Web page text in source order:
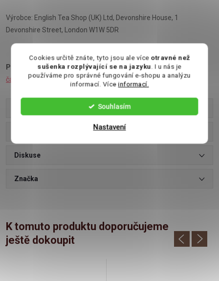
Cookies určitě znáte, tyto jsou ale více otravné než
sušenka rozplývající se na jazyku. I u nás je
používáme pro správné fungování e-shopu a analýzu
informací. Víceinformací.
Souhlasím
Nastavení
Výrobce: English Tea Shop (UK) Ltd, Devonshire House, 1
Devonshire Street, London W1W 5DR
Podívejte se také na:Dárkové kazety čajů,Bonboniéry ,Vánoční
čaj
Vánoční kalendář
Diskuse
Značka
K tomuto produktu doporučujeme
ještě dokoupit